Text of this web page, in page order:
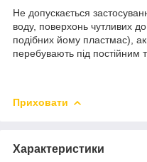
Не допускається
воду, поверхонь чутливих до
подібних йому пластмас),
перебувають під постійним
Приховати
Характеристики